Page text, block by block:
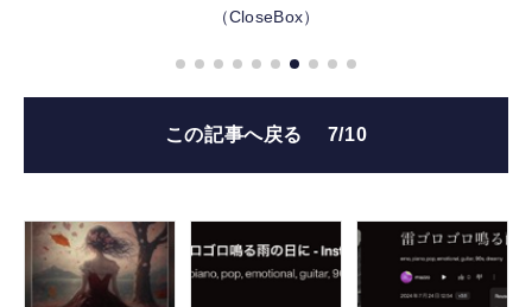
（CloseBox）
この記事へ戻る 7/10